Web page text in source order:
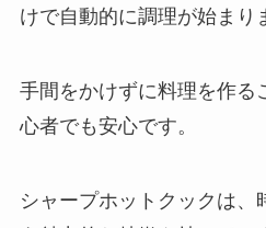
けで自動的に調理が始まり
手間をかけずに料理を作る
心者でも安心です。
シャープホットクックは、